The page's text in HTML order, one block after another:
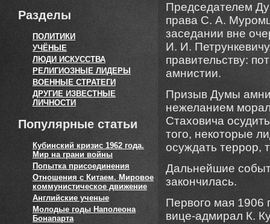
Разделы
ПОЛИТИКИ
УЧЁНЫЕ
ЛЮДИ ИСКУССТВА
РЕЛИГИОЗНЫЕ ЛИДЕРЫ
ВОЕННЫЕ СТРАТЕГИ
ДРУГИЕ ИЗВЕСТНЫЕ
ЛИЧНОСТИ
Популярные статьи
Кубинский кризис 1962 года.
Мир на грани войны
Попытка присоединения
Отношения с Китаем. Мировое
коммунистическое движение
Английские ученые
Молодые годы Наполеона
Бонапарта
Председателем
права С. А.
заседании вне
И. И.
правительству:
амнистии.
Призыв Думы
нежеланием
Стаховича
того, некоторые
осуждать террор,
Дальнейшие
закончилась.
Первого мая 1906
вице-адмирал К.